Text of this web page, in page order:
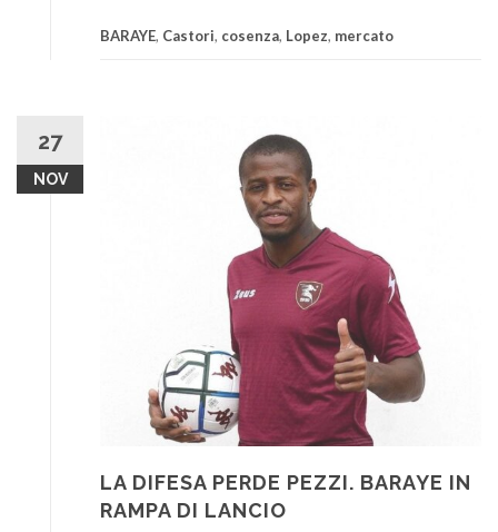
BARAYE, Castori, cosenza, Lopez, mercato
27
NOV
LA DIFESA PERDE PEZZI. BARAYE IN
RAMPA DI LANCIO